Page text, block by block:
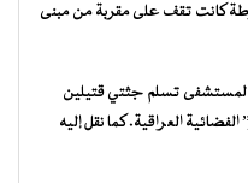
كانت تقف على مقربة من مبنى
تسلم جثتي قتيلين
العراقية. كما نقل إليه